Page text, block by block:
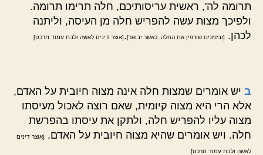
תרומה לה', ראשית עריסותיכם, חלה תרימו תרומה.
ולפיכך מצות עשה להפריש חלה מן העיסה, וליתנה
לכהן.
[ובזמנינו שורפין את החלה, כאשר יבואר].[אוצר דינים לאשה ולבת עמוד תרכט]
ב יש אומרים שמצות חלה אינה מצוה חיובית על האדם,
אלא הרי היא מצוה קיומית, שאם רוצה לאכול מעיסתו
מצוה עליו להפריש חלה, ולתקן את עיסתו בהפרשת
חלה. ויש אומרים שהיא מצוה חיובית על האדם.
[אוצר דינים
לאשה ולבת עמוד תרכט]